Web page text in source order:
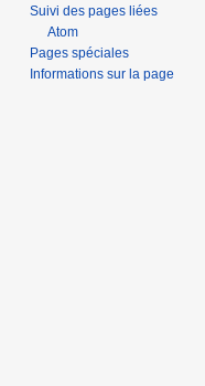
Suivi des pages liées
Atom
Pages spéciales
Informations sur la page